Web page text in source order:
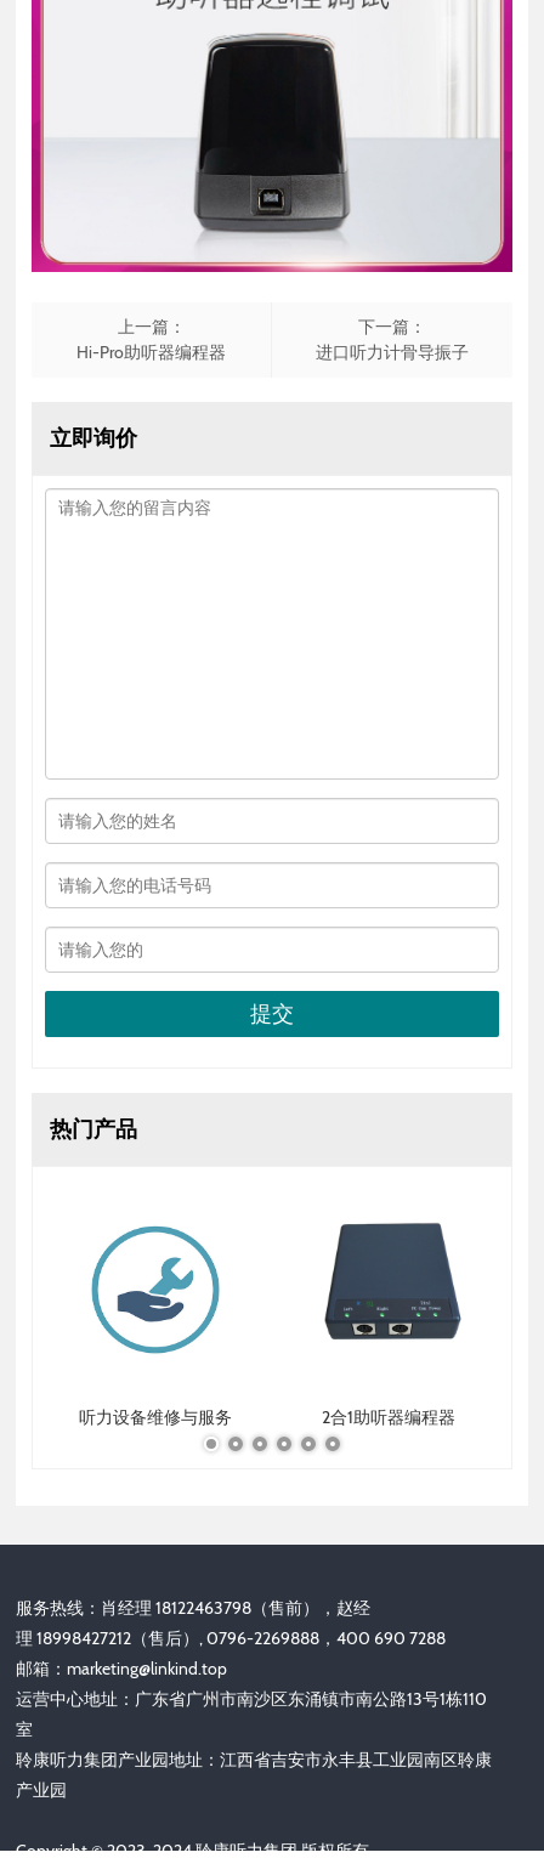
上一篇：
Hi-Pro助听器编程器
下一篇：
进口听力计骨导振子
立即询价
提交
热门产品
听力设备维修与服务 2合1助听器编程器
服务热线：肖经理 18122463798（售前），赵经
理 18998427212（售后）, 0796-2269888，400 690 7288
邮箱：marketing@linkind.top
运营中心地址：广东省广州市南沙区东涌镇市南公路13号1栋110
室
聆康听力集团产业园地址：江西省吉安市永丰县工业园南区聆康
产业园
Copyright © 2023-2024 聆康听力集团 版权所有